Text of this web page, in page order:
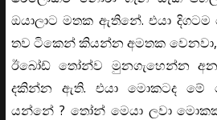
ඔයාලාට මතක ඇතිනේ. එයා
තව ටිකෙන් කියන්න අමතක
ඊබෝඩ් තෝන්ව මුනගැහෙන්න
දකින්න ඇති. එයා මොකටද මේ
යන්නේ ? තෝන් මෙයා ලවා